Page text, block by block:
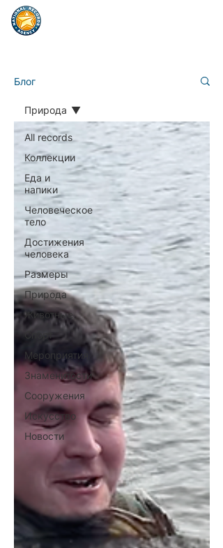
Блог
All records
Коллекции
Еда и
напики
Человеческое
тело
Достижения
человека
Размеры
Природа
Животные
Спорт
Мероприятия
Знаменитости
Сооружения
Искусство
Новости
Природа